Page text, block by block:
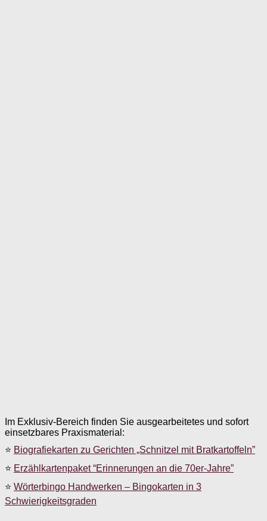
Im Exklusiv-Bereich finden Sie ausgearbeitetes und sofort
einsetzbares Praxismaterial:
⭐ Biografiekarten zu Gerichten „Schnitzel mit Bratkartoffeln”
⭐ Erzählkartenpaket “Erinnerungen an die 70er-Jahre”
⭐ Wörterbingo Handwerken – Bingokarten in 3
Schwierigkeitsgraden